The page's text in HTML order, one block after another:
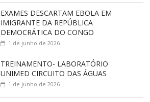
EXAMES DESCARTAM EBOLA EM
IMIGRANTE DA REPÚBLICA
DEMOCRÁTICA DO CONGO
1 de junho de 2026
TREINAMENTO- LABORATÓRIO
UNIMED CIRCUITO DAS ÁGUAS
1 de junho de 2026